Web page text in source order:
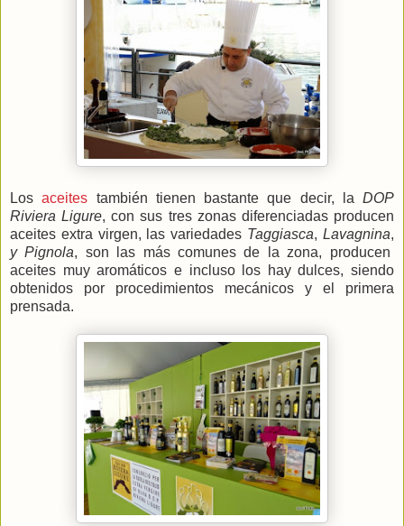
Losaceites también tienen bastante que decir, la DOP
Riviera Ligure, con sus tres zonas diferenciadas producen
aceites extra virgen, las variedades Taggiasca,Lavagnina,
y Pignola, son las más comunes de la zona, producen
aceites muy aromáticos e incluso los hay dulces, siendo
obtenidos por procedimientos mecánicos y el primera
prensada.